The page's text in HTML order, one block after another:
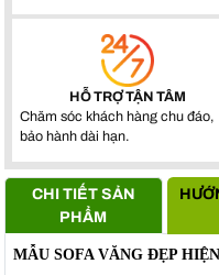
HỖ TRỢ TẬN TÂM
Chăm sóc khách hàng chu đáo,
bảo hành dài hạn.
CHI TIẾT SẢN
PHẨM
MẪU SOFA VĂNG ĐẸP